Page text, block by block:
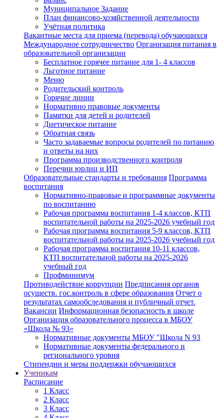
Муниципальное Задание
План финансово-хозяйственной деятельности
Учётная политика
Вакантные места для приема (перевода) обучающихся
Международное сотрудничество Организация питания в
образовательной организации
Бесплатное горячее питание для 1- 4 классов
Льготное питание
Меню
Родительский контроль
Горячие линии
Нормативно правовые документы
Памятки для детей и родителей
Диетическое питание
Обратная связь
Часто задаваемые вопросы родителей по питанию
и ответы на них
Программа производственного контроля
Перечни юрлиц и ИП
Образовательные стандарты и требования Программа
воспитания
Нормативно-правовые и программные документы
по воспитанию
Рабочая программа воспитания 1-4 классов, КТП
воспитательной работы на 2025-2026 учебный год
Рабочая программа воспитания 5-9 классов, КТП
воспитательной работы на 2025-2026 учебный год
Рабочая программа воспитания 10-11 классов,
КТП воспитательной работы на 2025-2026
учебный год
Профминимум
Противодействие коррупции Предписания органов
осуществ. гос.контроль в сфере образования Отчет о
результатах самообследования и публичный отчет.
Вакансии Информационная безопасность в школе
Организация образовательного процесса в МБОУ
«Школа № 93»
Нормативные документы МБОУ "Школа N 93
Нормативные документы федерального и
регионального уровня
Стипендии и меры поддержки обучающихся
Ученикам
Расписание
1 Класс
2 Класс
3 Класс